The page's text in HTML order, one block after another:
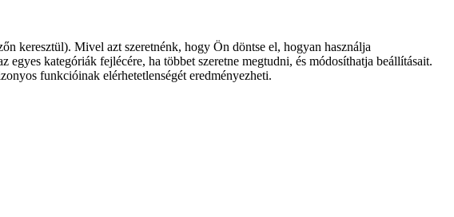
keresztül). Mivel azt szeretnénk, hogy Ön döntse el, hogyan használja
kategóriák fejlécére, ha többet szeretne megtudni, és módosíthatja beállításait.
funkcióinak elérhetetlenségét eredményezheti.